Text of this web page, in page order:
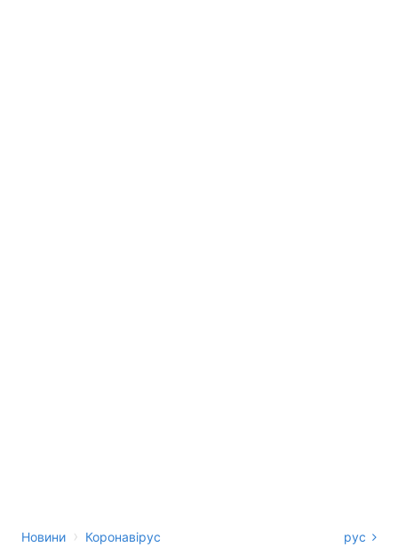
Новини › Коронавірус рус